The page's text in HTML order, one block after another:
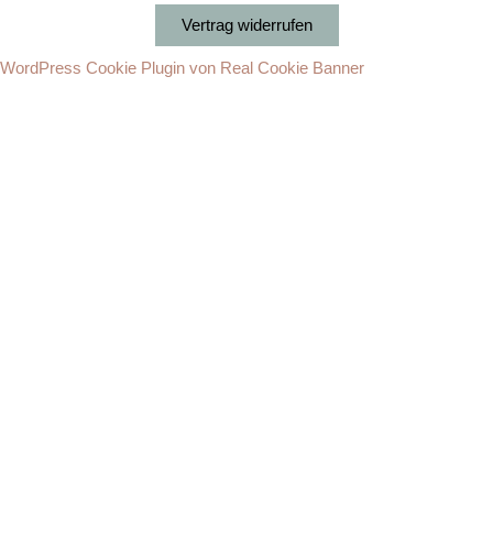
Vertrag widerrufen
WordPress Cookie Plugin von Real Cookie Banner